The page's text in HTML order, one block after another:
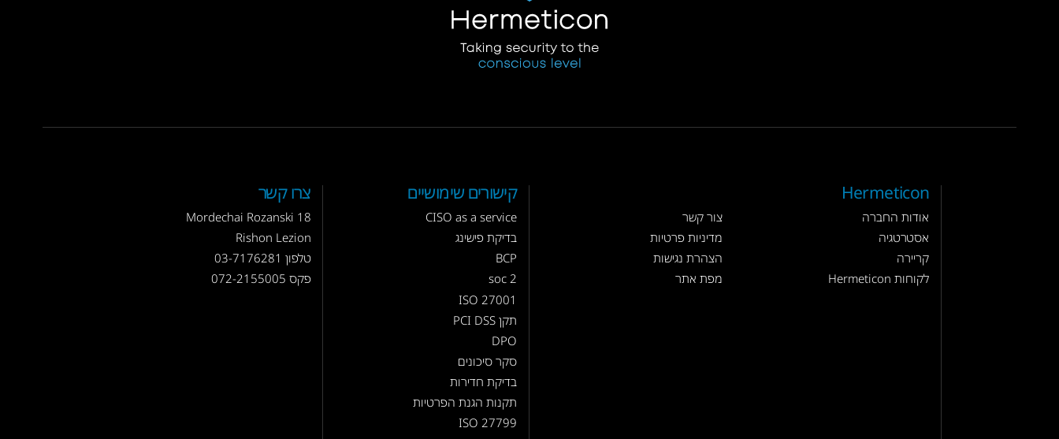
Hermeticon
אודות החברה
אסטרטגיה
קריירה
לקוחות Hermeticon
צור קשר
מדיניות פרטיות
הצהרת נגישות
מפת אתר
קישורים שימושיים
CISO as a service
בדיקת פישינג
BCP
soc 2
ISO 27001
תקן PCI DSS
DPO
סקר סיכונים
בדיקת חדירות
תקנות הגנת הפרטיות
ISO 27799
צרו קשר
Mordechai Rozanski 18
Rishon Lezion
טלפון 03-7176281
פקס 072-2155005